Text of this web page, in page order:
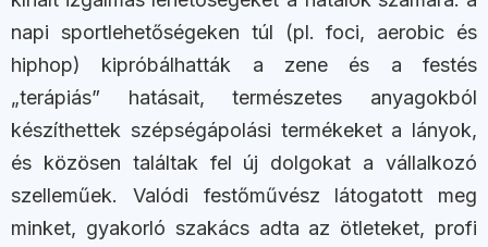
napi sportlehetőségeken túl (pl. foci, aerobic és
hiphop) kipróbálhatták a zene és a festés
„terápiás” hatásait, természetes anyagokból
készíthettek szépségápolási termékeket a lányok,
és közösen találtak fel új dolgokat a vállalkozó
szelleműek. Valódi festőművész látogatott meg
minket, gyakorló szakács adta az ötleteket, profi